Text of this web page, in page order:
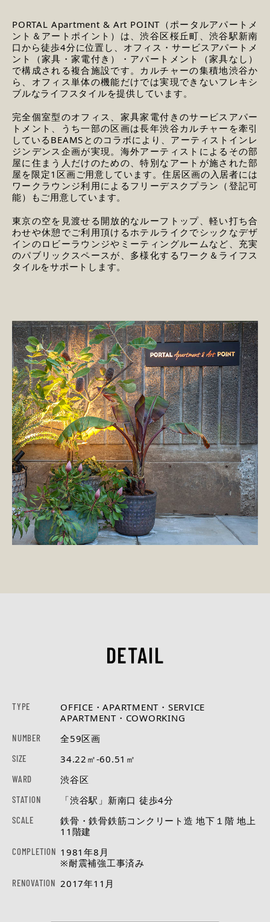
PORTAL Apartment & Art POINT（ポータルアパートメ
ント＆アートポイント）は、渋谷区桜丘町、渋谷駅新南
口から徒歩4分に位置し、オフィス・サービスアパートメ
ント（家具・家電付き）・アパートメント（家具なし）
で構成される複合施設です。カルチャーの集積地渋谷か
ら、オフィス単体の機能だけでは実現できないフレキシ
ブルなライフスタイルを提供しています。
完全個室型のオフィス、家具家電付きのサービスアパー
トメント、うち一部の区画は長年渋谷カルチャーを牽引
しているBEAMSとのコラボにより、アーティストインレ
ジンデンス企画が実現。海外アーティストによるその部
屋に住まう人だけのための、特別なアートが施された部
屋を限定1区画ご用意しています。住居区画の入居者には
ワークラウンジ利用によるフリーデスクプラン（登記可
能）もご用意しています。
東京の空を見渡せる開放的なルーフトップ、軽い打ち合
わせや休憩でご利用頂けるホテルライクでシックなデザ
インのロビーラウンジやミーティングルームなど、充実
のパブリックスペースが、多様化するワーク＆ライフス
タイルをサポートします。
DETAIL
TYPE
OFFICE・APARTMENT・SERVICE
APARTMENT・COWORKING
NUMBER 全59区画
SIZE 34.22㎡-60.51㎡
WARD 渋谷区
STATION 「渋谷駅」新南口 徒歩4分
SCALE
鉄骨・鉄骨鉄筋コンクリート造 地下１階 地上
11階建
COMPLETION 1981年8月
※耐震補強工事済み
RENOVATION 2017年11月